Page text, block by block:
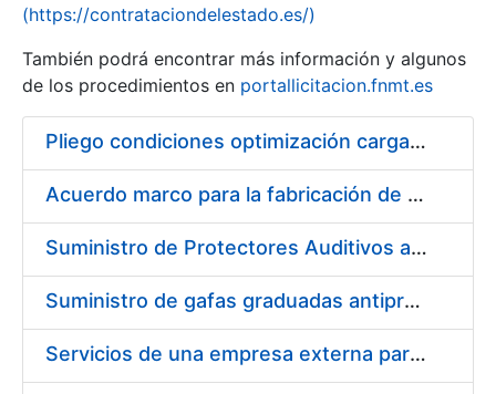
Erakutsi/Ezkutatu
(https://contrataciondelestado.es/)
También podrá encontrar más información y algunos
de los procedimientos en portallicitacion.fnmt.es
Pliego condiciones optimización cargas compras firmado
Acuerdo marco para la fabricación de piezas
Suministro de Protectores Auditivos a medida para las personas trabajadoras de los Centros de Trabajo de Madrid y Burgos
Suministro de gafas graduadas antiproyecciones para los trabajadores de la FNMT-RCM en los centros de trabajo de Madrid y Burgos
Servicios de una empresa externa para el asesoramiento y resolución de los recursos de alzada que se presentan relacionados con procesos de selección para la FNMT-RCM